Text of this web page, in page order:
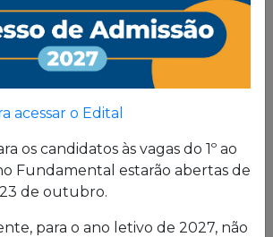
em valores cristãos e um
acadêmico.
física
acessar o Edital
os candidatos às vagas do 1º ao
Fundamental estarão abertas de
de outubro.
para o ano letivo de 2027, não